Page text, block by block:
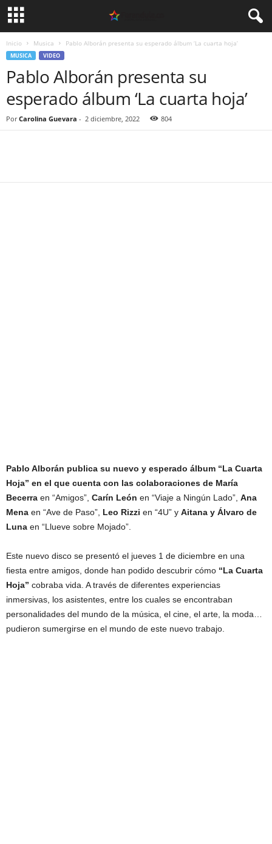
Inicio Musica Pablo Alborán presenta su esperado álbum ‘La cuarta hoja’
MUSICA VIDEO
Pablo Alborán presenta su
esperado álbum ‘La cuarta hoja’
Por Carolina Guevara - 2 diciembre, 2022 804
Pablo Alborán publica su nuevo y esperado álbum “La Cuarta
Hoja” en el que cuenta con las colaboraciones de María
Becerra en “Amigos”, Carín León en “Viaje a Ningún Lado”, Ana
Mena en “Ave de Paso”, Leo Rizzi en “4U” y Aitana y Álvaro de
Luna en “Llueve sobre Mojado”.
Este nuevo disco se presentó el jueves 1 de diciembre en una
fiesta entre amigos, donde han podido descubrir cómo “La Cuarta
Hoja” cobraba vida. A través de diferentes experiencias
inmersivas, los asistentes, entre los cuales se encontraban
personalidades del mundo de la música, el cine, el arte, la moda…
pudieron sumergirse en el mundo de este nuevo trabajo.